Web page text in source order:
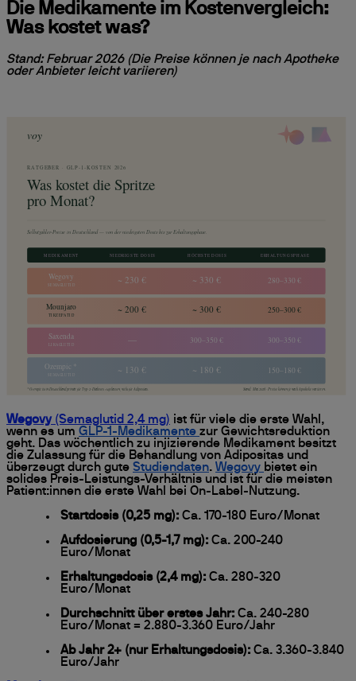
Die Medikamente im Kostenvergleich:
Was kostet was?
Stand: Februar 2026 (Die Preise können je nach Apotheke
oder Anbieter leicht variieren)
Wegovy (Semaglutid 2,4 mg) ist für viele die erste Wahl,
wenn es um GLP-1-Medikamente zur Gewichtsreduktion
geht. Das wöchentlich zu injizierende Medikament besitzt
die Zulassung für die Behandlung von Adipositas und
überzeugt durch gute Studiendaten. Wegovy bietet ein
solides Preis-Leistungs-Verhältnis und ist für die meisten
Patient:innen die erste Wahl bei On-Label-Nutzung.
Startdosis (0,25 mg): Ca. 170-180 Euro/Monat
Aufdosierung (0,5-1,7 mg): Ca. 200-240
Euro/Monat
Erhaltungsdosis (2,4 mg): Ca. 280-320
Euro/Monat
Durchschnitt über erstes Jahr: Ca. 240-280
Euro/Monat = 2.880-3.360 Euro/Jahr
Ab Jahr 2+ (nur Erhaltungsdosis): Ca. 3.360-3.840
Euro/Jahr